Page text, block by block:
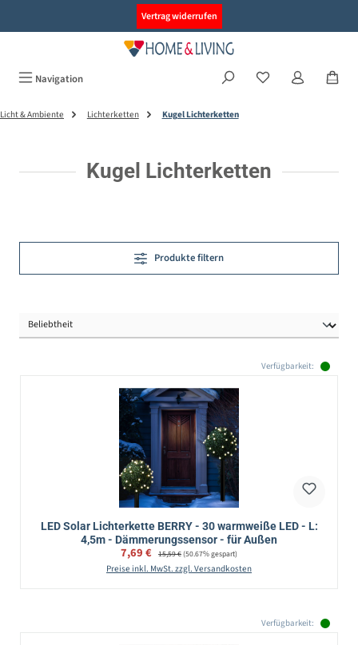
Vertrag widerrufen
Navigation
Licht & Ambiente Lichterketten Kugel Lichterketten
Kugel Lichterketten
Produkte filtern
Verfügbarkeit:
LED Solar Lichterkette BERRY - 30 warmweiße LED - L:
4,5m - Dämmerungssensor - für Außen
Verkaufspreis:
7,69 € Regulärer Preis:
15,59 €(50.67% gespart)
Preise inkl. MwSt. zzgl. Versandkosten
Verfügbarkeit: